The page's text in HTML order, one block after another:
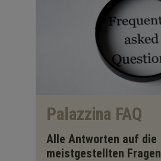
Palazzina FAQ
Alle Antworten auf die
meistgestellten Fragen